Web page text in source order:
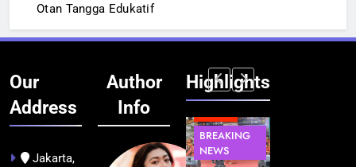
Otan Tangga Edukatif
Our
Address
Jakarta,
Author
Info
Highlights
BERITA
NEWS
INFRASTRUKTUR
TEKNOLOGI
BREAKING
NEWS